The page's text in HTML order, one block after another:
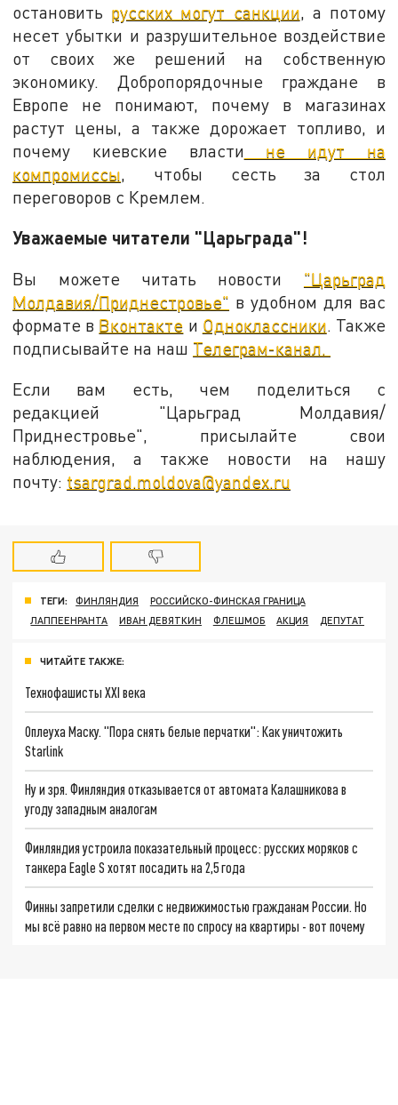
остановить русских могут санкции , а потому
несет убытки и разрушительное воздействие
от своих же решений на собственную
экономику. Добропорядочные граждане в
Европе не понимают, почему в магазинах
растут цены, а также дорожает топливо, и
почему киевские власти не идут на
компромиссы , чтобы сесть за стол
переговоров с Кремлем.
Уважаемые читатели "Царьграда"!
Вы можете читать новости "Царьград
Молдавия/Приднестровье" в удобном для вас
формате в Вконтакте и Одноклассники. Также
подписывайте на наш Телеграм-канал.
Если вам есть, чем поделиться с
редакцией "Царьград Молдавия/
Приднестровье", присылайте свои
наблюдения, а также новости на нашу
почту: tsargrad.moldova@yandex.ru
ТЕГИ: ФИНЛЯНДИЯ
РОССИЙСКО-ФИНСКАЯ ГРАНИЦА
ЛАППЕЕНРАНТА
ИВАН ДЕВЯТКИН ФЛЕШМОБ АКЦИЯ ДЕПУТАТ
ЧИТАЙТЕ ТАКЖЕ:
Технофашисты XXI века
Оплеуха Маску. "Пора снять белые перчатки": Как уничтожить
Starlink
Ну и зря. Финляндия отказывается от автомата Калашникова в
угоду западным аналогам
Финляндия устроила показательный процесс: русских моряков с
танкера Eagle S хотят посадить на 2,5 года
Финны запретили сделки с недвижимостью гражданам России. Но
мы всё равно на первом месте по спросу на квартиры - вот почему